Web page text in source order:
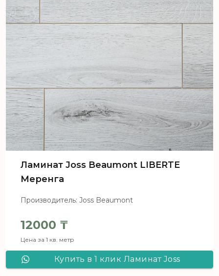
Ламинат Joss Beaumont LIBERTE
Меренга
Производитель: Joss Beaumont
12000 ₸
Цена за 1 кв. метр
Купить в 1 клик Ламинат Joss